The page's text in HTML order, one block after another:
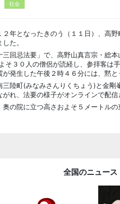
社会
年となったきのう（１１日）、高
た。
三回忌法要」で、高野山真言宗・総
そ３０人の僧侶が読経し、参拝客は
発生した午後２時４６分には、黙と
陸町(みなみさんりくちょう)と金剛
れ、法要の様子がオンラインで配信
奥の院に立つ高さおよそ５メートル
全国のニュース